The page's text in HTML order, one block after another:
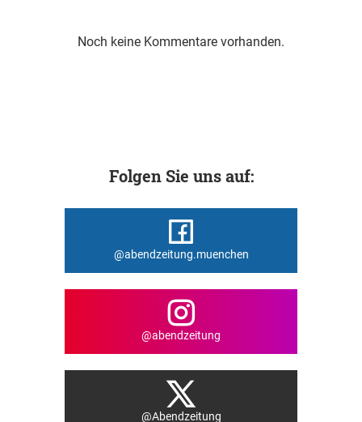
Noch keine Kommentare vorhanden.
Folgen Sie uns auf:
@abendzeitung.muenchen
@abendzeitung
@Abendzeitung